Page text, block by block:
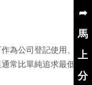
為公司登記使用、服
常比單純追求最低價
➦
馬
上
分